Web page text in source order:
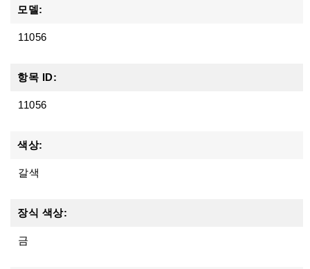
모델:
11056
항목 ID:
11056
색상:
갈색
장식 색상:
금